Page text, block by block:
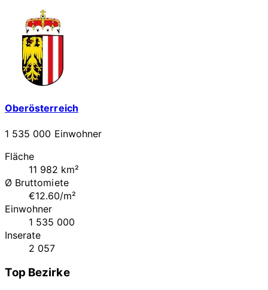
Oberösterreich
1 535 000 Einwohner
Fläche
11 982 km²
Ø Bruttomiete
€12.60/m²
Einwohner
1 535 000
Inserate
2 057
Top Bezirke